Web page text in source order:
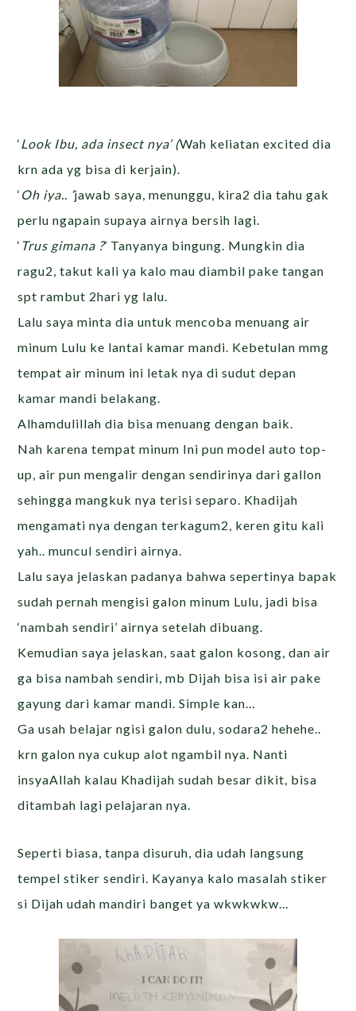
‘Look Ibu, ada insect nya’ (Wah keliatan excited dia
krn ada yg bisa di kerjain).
‘ Oh iya.. ‘jawab saya, menunggu, kira2 dia tahu gak
perlu ngapain supaya airnya bersih lagi.
‘ Trus gimana ?’ Tanyanya bingung. Mungkin dia
ragu2, takut kali ya kalo mau diambil pake tangan
spt rambut 2hari yg lalu.
Lalu saya minta dia untuk mencoba menuang air
minum Lulu ke lantai kamar mandi. Kebetulan mmg
tempat air minum ini letak nya di sudut depan
kamar mandi belakang.
Alhamdulillah dia bisa menuang dengan baik.
Nah karena tempat minum Ini pun model auto top-
up, air pun mengalir dengan sendirinya dari gallon
sehingga mangkuk nya terisi separo. Khadijah
mengamati nya dengan terkagum2, keren gitu kali
yah.. muncul sendiri airnya.
Lalu saya jelaskan padanya bahwa sepertinya bapak
sudah pernah mengisi galon minum Lulu, jadi bisa
‘nambah sendiri’ airnya setelah dibuang.
Kemudian saya jelaskan, saat galon kosong, dan air
ga bisa nambah sendiri, mb Dijah bisa isi air pake
gayung dari kamar mandi. Simple kan…
Ga usah belajar ngisi galon dulu, sodara2 hehehe..
krn galon nya cukup alot ngambil nya. Nanti
insyaAllah kalau Khadijah sudah besar dikit, bisa
ditambah lagi pelajaran nya.
Seperti biasa, tanpa disuruh, dia udah langsung
tempel stiker sendiri. Kayanya kalo masalah stiker
si Dijah udah mandiri banget ya wkwkwkw…